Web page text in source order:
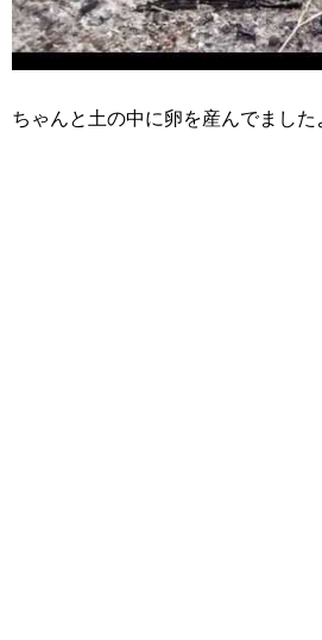
ちゃんと土の中に卵を産んでました